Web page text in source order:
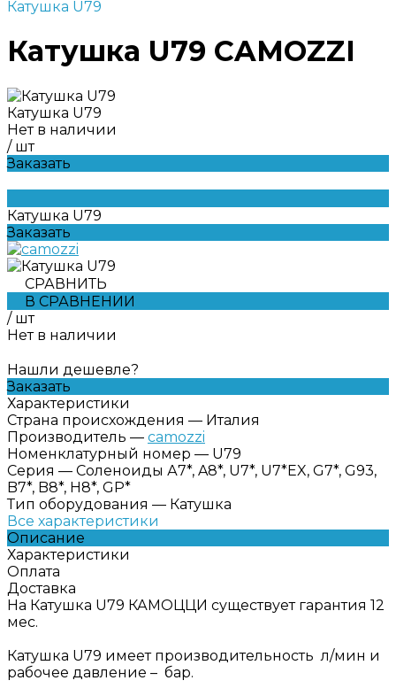
Катушка U79
Катушка U79 CAMOZZI
Катушка U79
Нет в наличии
/ шт
Заказать
Катушка U79
Заказать
СРАВНИТЬ
В СРАВНЕНИИ
/ шт
Нет в наличии
Нашли дешевле?
Заказать
Характеристики
Страна происхождения — Италия
Производитель — camozzi
Номенклатурный номер — U79
Серия — Соленоиды А7*, A8*, U7*, U7*EX, G7*, G93,
B7*, B8*, H8*, GP*
Тип оборудования — Катушка
Все характеристики
Описание
Характеристики
Оплата
Доставка
На Катушка U79 КАМОЦЦИ существует гарантия 12
мес.
Катушка U79 имеет производительность л/мин и
рабочее давление – бар.